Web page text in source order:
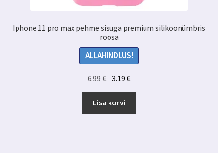
Iphone 11 pro max pehme sisuga premium silikoonümbris
roosa
ALLAHINDLUS!
6.99€ Algne
oli:
6.99 €.
3.19€Praegune
3.19 €.
Lisa korvi